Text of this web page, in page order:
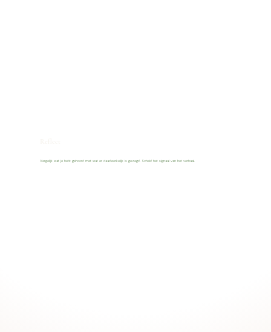
Vergelijk wat je hebt gehoord met wat er daadwerkelijk is gezegd. Scheid het signaal van het verhaal.